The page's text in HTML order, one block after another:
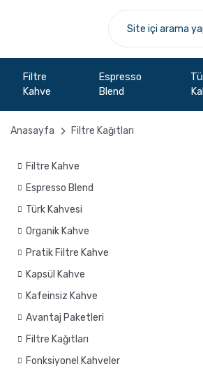
Filtre
Kahve
Espresso
Blend
Anasayfa Filtre Kağıtları
Filtre Kahve
Espresso Blend
Türk Kahvesi
Organik Kahve
Pratik Filtre Kahve
Kapsül Kahve
Kafeinsiz Kahve
Avantaj Paketleri
Filtre Kağıtları
Fonksiyonel Kahveler